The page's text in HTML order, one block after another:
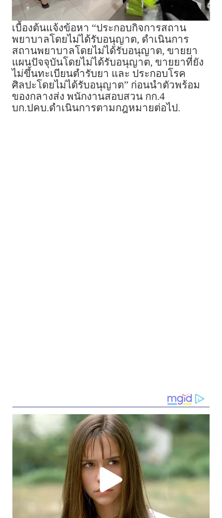
เบื้องต้นแจ้งข้อหา “ประกอบกิจการสถาน
พยาบาลโดยไม่ได้รับอนุญาต, ดำเนินการ
สถานพยาบาลโดยไม่ได้รับอนุญาต, ขายยา
แผนปัจจุบันโดยไม่ได้รับอนุญาต, ขายยาที่ยัง
ไม่ขึ้นทะเบียนตำรับยา และ ประกอบโรค
ศิลปะโดยไม่ได้รับอนุญาต” ก่อนนำตัวพร้อม
ของกลางส่ง พนักงานสอบสวน กก.4
บก.ปคบ.ดำเนินการตามกฎหมายต่อไป.